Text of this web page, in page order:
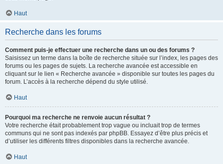
Haut
Recherche dans les forums
Comment puis-je effectuer une recherche dans un ou des forums ?
Saisissez un terme dans la boîte de recherche située sur l’index, les pages des
forums ou les pages de sujets. La recherche avancée est accessible en
cliquant sur le lien « Recherche avancée » disponible sur toutes les pages du
forum. L’accès à la recherche dépend du style utilisé.
Haut
Pourquoi ma recherche ne renvoie aucun résultat ?
Votre recherche était probablement trop vague ou incluait trop de termes
communs qui ne sont pas indexés par phpBB. Essayez d’être plus précis et
d’utiliser les différents filtres disponibles dans la recherche avancée.
Haut